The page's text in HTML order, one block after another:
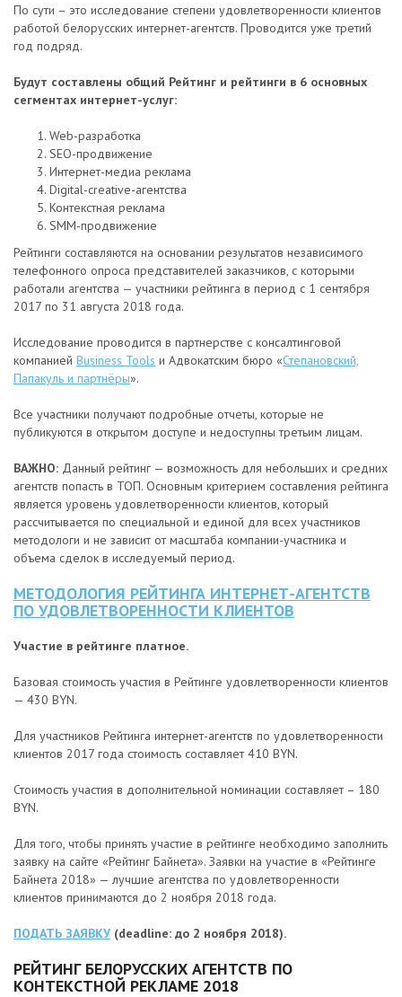
По сути – это исследование степени удовлетворенности клиентов
работой белорусских интернет-агентств. Проводится уже третий
год подряд.
Будут составлены общий Рейтинг и рейтинги в 6 основных
сегментах интернет-услуг:
Web-разработка
SEO-продвижение
Интернет-медиа реклама
Digital-creative-агентства
Контекстная реклама
SMM-продвижение
Рейтинги составляются на основании результатов независимого
телефонного опроса представителей заказчиков, с которыми
работали агентства — участники рейтинга в период с 1 сентября
2017 по 31 августа 2018 года.
Исследование проводится в партнерстве с консалтинговой
компанией Business Tools и Адвокатским бюро «Степановский,
Папакуль и партнёры».
Все участники получают подробные отчеты, которые не
публикуются в открытом доступе и недоступны третьим лицам.
ВАЖНО: Данный рейтинг — возможность для небольших и средних
агентств попасть в ТОП. Основным критерием составления рейтинга
является уровень удовлетворенности клиентов, который
рассчитывается по специальной и единой для всех участников
методологи и не зависит от масштаба компании-участника и
объема сделок в исследуемый период.
МЕТОДОЛОГИЯ РЕЙТИНГА ИНТЕРНЕТ-АГЕНТСТВ
ПО УДОВЛЕТВОРЕННОСТИ КЛИЕНТОВ
Участие в рейтинге платное.
Базовая стоимость участия в Рейтинге удовлетворенности клиентов
— 430 BYN.
Для участников Рейтинга интернет-агентств по удовлетворенности
клиентов 2017 года стоимость составляет 410 BYN.
Стоимость участия в дополнительной номинации составляет – 180
BYN.
Для того, чтобы принять участие в рейтинге необходимо заполнить
заявку на сайте «Рейтинг Байнета». Заявки на участие в «Рейтинге
Байнета 2018» — лучшие агентства по удовлетворенности
клиентов принимаются до 2 ноября 2018 года.
ПОДАТЬ ЗАЯВКУ (deadline: до 2 ноября 2018).
РЕЙТИНГ БЕЛОРУССКИХ АГЕНТСТВ ПО
КОНТЕКСТНОЙ РЕКЛАМЕ 2018